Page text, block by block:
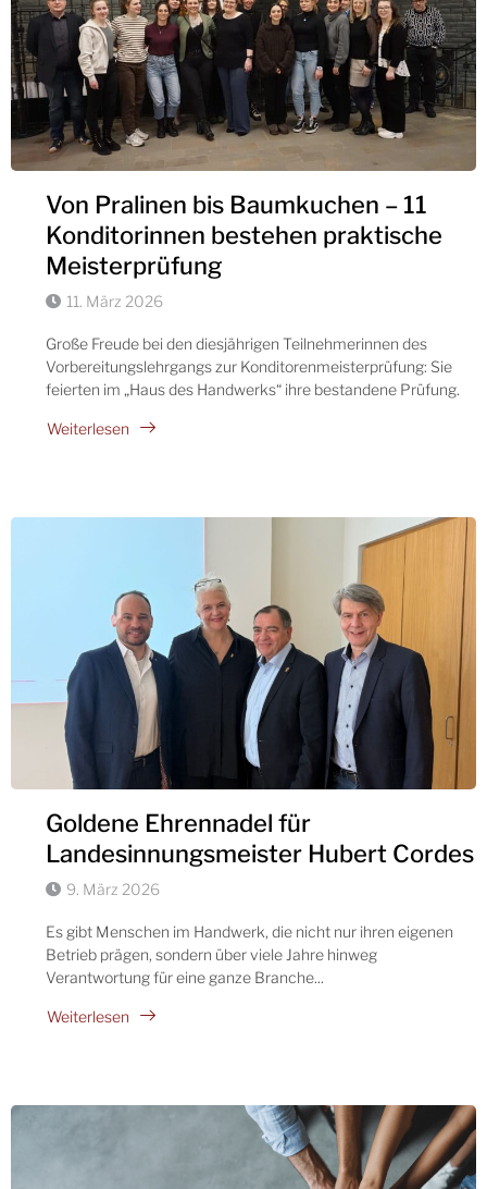
Von Pralinen bis Baumkuchen – 11
Konditorinnen bestehen praktische
Meisterprüfung
11. März 2026
Große Freude bei den diesjährigen Teilnehmerinnen des
Vorbereitungslehrgangs zur Konditorenmeisterprüfung: Sie
feierten im „Haus des Handwerks“ ihre bestandene Prüfung.
Weiterlesen
Goldene Ehrennadel für
Landesinnungsmeister Hubert Cordes
9. März 2026
Es gibt Menschen im Handwerk, die nicht nur ihren eigenen
Betrieb prägen, sondern über viele Jahre hinweg
Verantwortung für eine ganze Branche...
Weiterlesen